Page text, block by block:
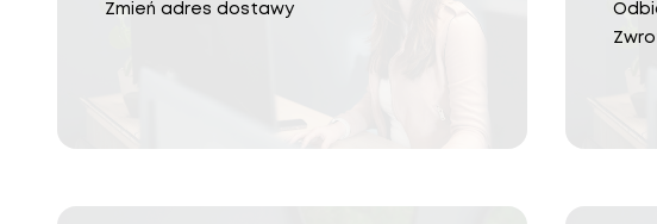
Zmień adres dostawy